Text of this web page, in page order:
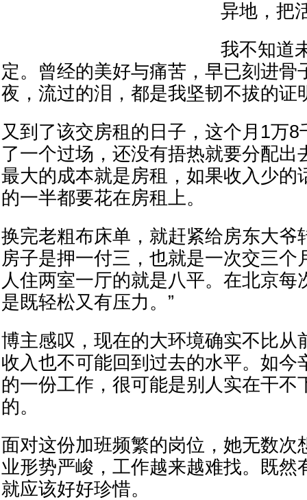
异地，把
我不知道
定。曾经的美好与痛苦，早已刻进骨
夜，流过的泪，都是我坚韧不拔的证
又到了该交房租的日子，这个月1万
了一个过场，还没有捂热就要分配出
最大的成本就是房租，如果收入少的
的一半都要花在房租上。
换完老粗布床单，就赶紧给房东大爷
房子是押一付三，也就是一次交三个
人住两室一厅的就是八平。在北京每
是既轻松又有压力。”
博主感叹，现在的大环境确实不比从
收入也不可能回到过去的水平。如今
的一份工作，很可能是别人实在干不
的。
面对这份加班频繁的岗位，她无数次
业形势严峻，工作越来越难找。既然
就应该好好珍惜。